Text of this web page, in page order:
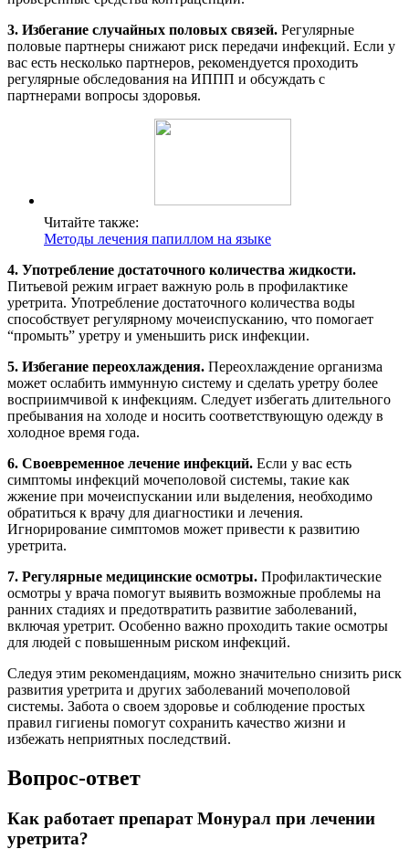
3. Избегание случайных половых связей. Регулярные
половые партнеры снижают риск передачи инфекций. Если у
вас есть несколько партнеров, рекомендуется проходить
регулярные обследования на ИППП и обсуждать с
партнерами вопросы здоровья.
Читайте также:
Методы лечения папиллом на языке
4. Употребление достаточного количества жидкости.
Питьевой режим играет важную роль в профилактике
уретрита. Употребление достаточного количества воды
способствует регулярному мочеиспусканию, что помогает
“промыть” уретру и уменьшить риск инфекции.
5. Избегание переохлаждения. Переохлаждение организма
может ослабить иммунную систему и сделать уретру более
восприимчивой к инфекциям. Следует избегать длительного
пребывания на холоде и носить соответствующую одежду в
холодное время года.
6. Своевременное лечение инфекций. Если у вас есть
симптомы инфекций мочеполовой системы, такие как
жжение при мочеиспускании или выделения, необходимо
обратиться к врачу для диагностики и лечения.
Игнорирование симптомов может привести к развитию
уретрита.
7. Регулярные медицинские осмотры. Профилактические
осмотры у врача помогут выявить возможные проблемы на
ранних стадиях и предотвратить развитие заболеваний,
включая уретрит. Особенно важно проходить такие осмотры
для людей с повышенным риском инфекций.
Следуя этим рекомендациям, можно значительно снизить риск
развития уретрита и других заболеваний мочеполовой
системы. Забота о своем здоровье и соблюдение простых
правил гигиены помогут сохранить качество жизни и
избежать неприятных последствий.
Вопрос-ответ
Как работает препарат Монурал при лечении
уретрита?